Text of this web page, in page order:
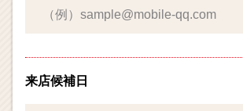
来店候補日